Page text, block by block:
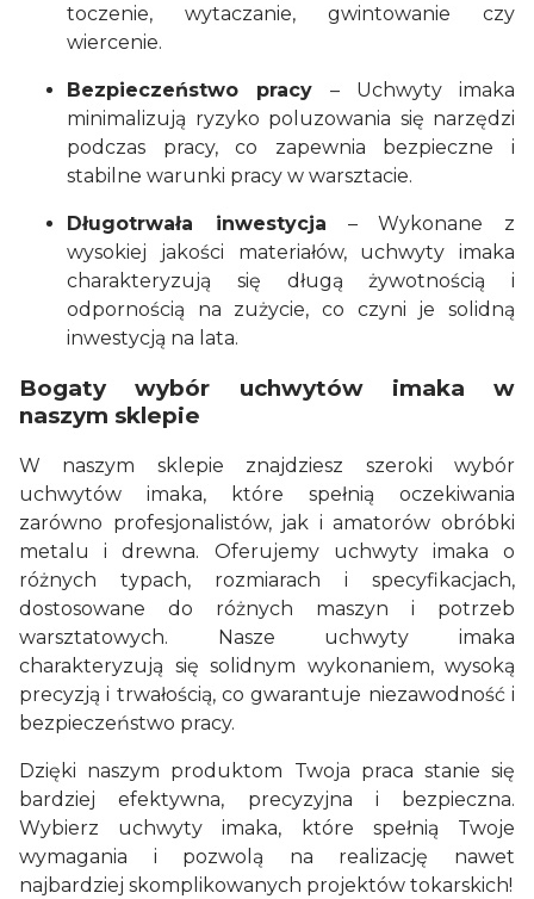
toczenie, wytaczanie, gwintowanie czy
wiercenie.
Bezpieczeństwo pracy – Uchwyty imaka
minimalizują ryzyko poluzowania się narzędzi
podczas pracy, co zapewnia bezpieczne i
stabilne warunki pracy w warsztacie.
Długotrwała inwestycja – Wykonane z
wysokiej jakości materiałów, uchwyty imaka
charakteryzują się długą żywotnością i
odpornością na zużycie, co czyni je solidną
inwestycją na lata.
Bogaty wybór uchwytów imaka w
naszym sklepie
W naszym sklepie znajdziesz szeroki wybór
uchwytów imaka, które spełnią oczekiwania
zarówno profesjonalistów, jak i amatorów obróbki
metalu i drewna. Oferujemy uchwyty imaka o
różnych typach, rozmiarach i specyfikacjach,
dostosowane do różnych maszyn i potrzeb
warsztatowych. Nasze uchwyty imaka
charakteryzują się solidnym wykonaniem, wysoką
precyzją i trwałością, co gwarantuje niezawodność i
bezpieczeństwo pracy.
Dzięki naszym produktom Twoja praca stanie się
bardziej efektywna, precyzyjna i bezpieczna.
Wybierz uchwyty imaka, które spełnią Twoje
wymagania i pozwolą na realizację nawet
najbardziej skomplikowanych projektów tokarskich!